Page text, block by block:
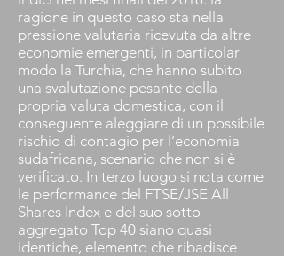
ragione in questo caso sta nella
pressione valutaria ricevuta da altre
economie emergenti, in particolar
modo la Turchia, che hanno subìto
una svalutazione pesante della
propria valuta domestica, con il
conseguente aleggiare di un possibile
rischio di contagio per l’economia
sudafricana, scenario che non si è
verificato. In terzo luogo si nota come
le performance del FTSE/JSE All
Shares Index e del suo sotto
aggregato Top 40 siano quasi
identiche, elemento che ribadisce